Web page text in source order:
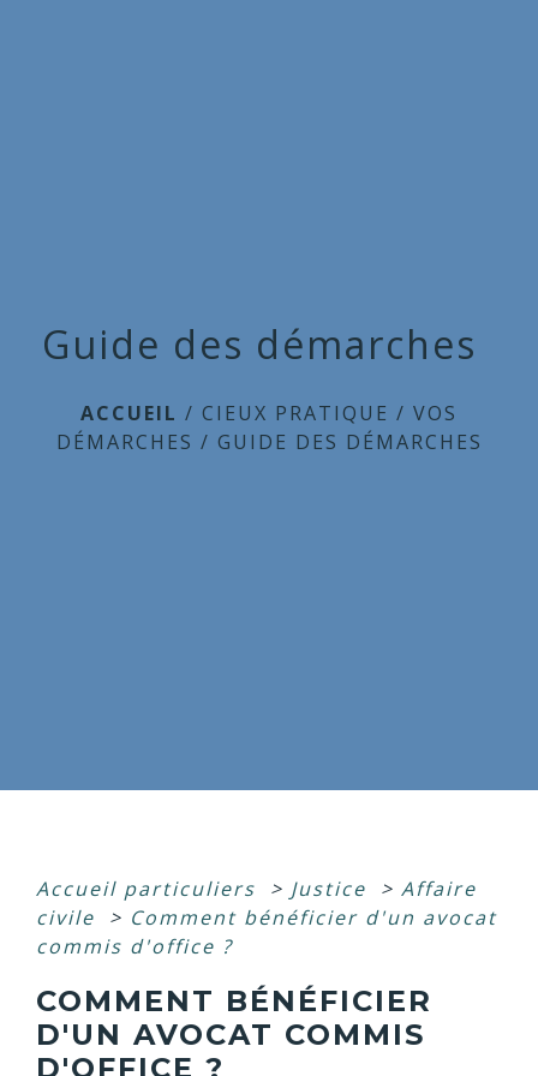
Guide des démarches
ACCUEIL / CIEUX PRATIQUE / VOS
DÉMARCHES / GUIDE DES DÉMARCHES
Accueil particuliers > Justice > Affaire
civile
> Comment bénéficier d'un avocat
commis d'office ?
COMMENT BÉNÉFICIER
D'UN AVOCAT COMMIS
D'OFFICE ?